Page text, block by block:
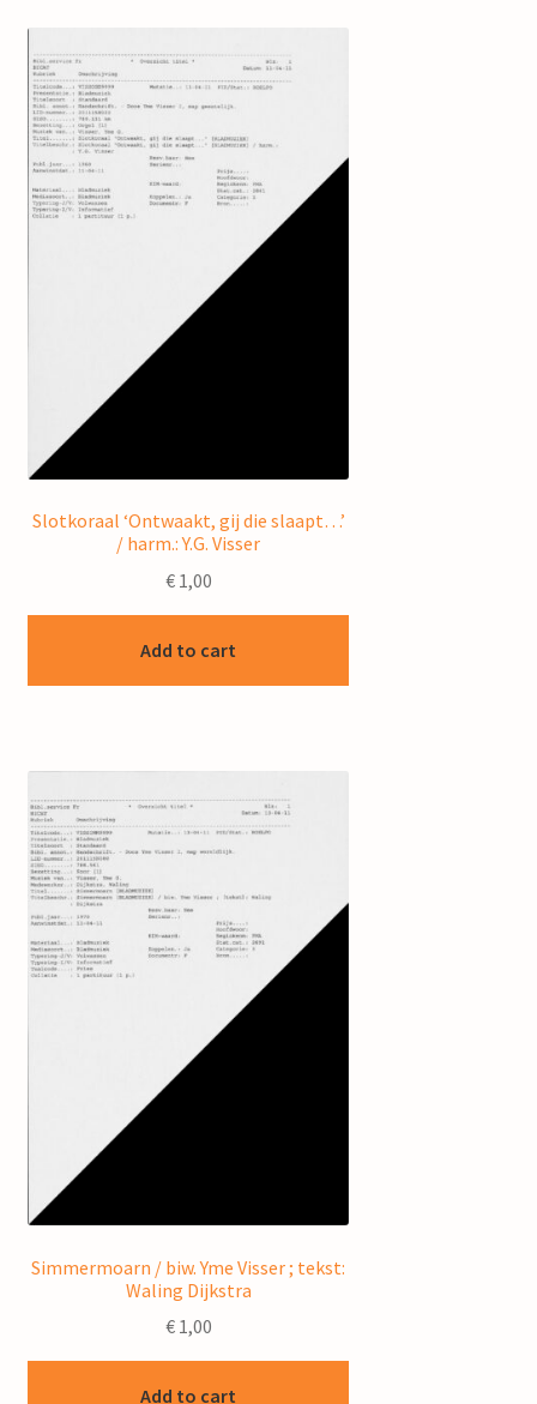
Slotkoraal ‘Ontwaakt, gij die slaapt…’
/ harm.: Y.G. Visser
€1,00
Add to cart
Simmermoarn / biw. Yme Visser ; tekst:
Waling Dijkstra
€1,00
Add to cart